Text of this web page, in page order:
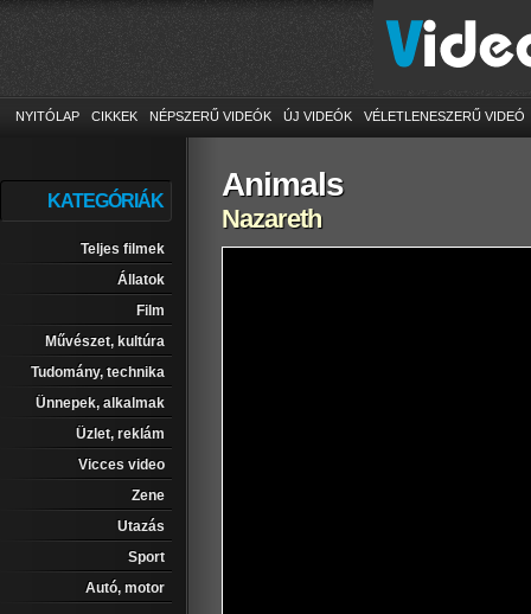
NYITÓLAP CIKKEK NÉPSZERŰ VIDEÓK ÚJ VIDEÓK VÉLETLENESZERŰ VIDEÓ
KATEGÓRIÁK
Teljes filmek
Állatok
Film
Művészet, kultúra
Tudomány, technika
Ünnepek, alkalmak
Üzlet, reklám
Vicces video
Zene
Utazás
Sport
Autó, motor
Animals
Nazareth